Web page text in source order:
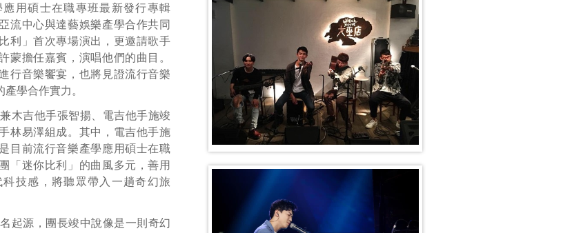
用碩士在職專班最新發行專輯
流中心與達藝娛樂產學合作共同
利」首次專場演出，更邀請歌手
蒙擔任嘉賓，演唱他們的曲目。
行音樂饗宴，也將見證流行音樂
學合作實力。
木吉他手張智揚、電吉他手施竣
林易澤組成。其中，電吉他手施
目前流行音樂產學應用碩士在職
「迷你比利」的曲風多元，善用
技感，將聽眾帶入一趟奇幻旅
起源，團長竣中說像是一則奇幻